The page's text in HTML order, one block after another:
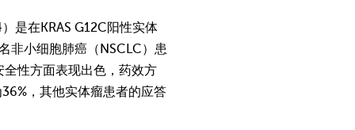
是在KRAS G12C阳性实体
非小细胞肺癌（NSCLC）患
性方面表现出色，药效方
，其他实体瘤患者的应答